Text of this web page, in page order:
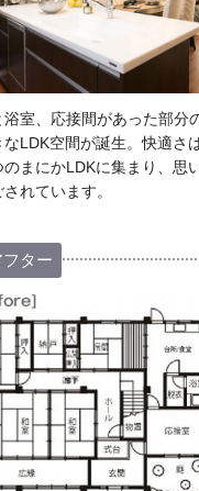
室、応接間があった部分
LDK空間が誕生。快適さ
のまにかLDKに集まり、思
れています。
フター